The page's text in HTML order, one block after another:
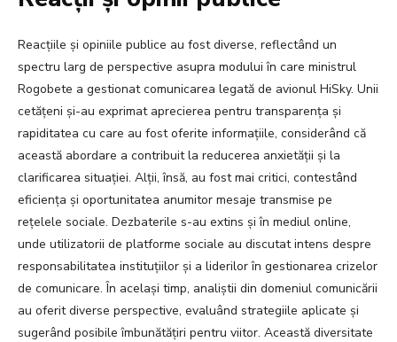
Reacțiile și opiniile publice au fost diverse, reflectând un
spectru larg de perspective asupra modului în care ministrul
Rogobete a gestionat comunicarea legată de avionul HiSky. Unii
cetățeni și-au exprimat aprecierea pentru transparența și
rapiditatea cu care au fost oferite informațiile, considerând că
această abordare a contribuit la reducerea anxietății și la
clarificarea situației. Alții, însă, au fost mai critici, contestând
eficiența și oportunitatea anumitor mesaje transmise pe
rețelele sociale. Dezbaterile s-au extins și în mediul online,
unde utilizatorii de platforme sociale au discutat intens despre
responsabilitatea instituțiilor și a liderilor în gestionarea crizelor
de comunicare. În același timp, analiștii din domeniul comunicării
au oferit diverse perspective, evaluând strategiile aplicate și
sugerând posibile îmbunătățiri pentru viitor. Această diversitate